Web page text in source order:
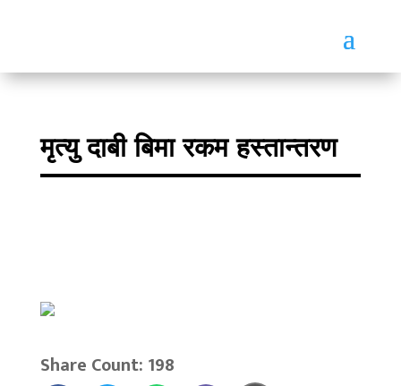
मृत्यु दाबी बिमा रकम हस्तान्तरण
Share Count: 198